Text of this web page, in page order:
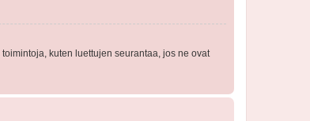
kuten luettujen seurantaa, jos ne ovat